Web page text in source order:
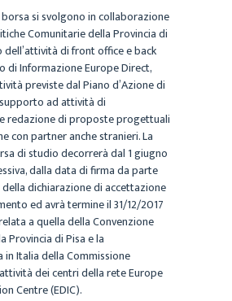
si svolgono in collaborazione
Comunitarie della Provincia di
dell’attività di front office e back
di Informazione Europe Direct,
previste dal Piano d’Azione di
ad attività di
redazione di proposte progettuali
con partner anche stranieri. La
di studio decorrerà dal 1 giugno
dalla data di firma da parte
dichiarazione di accettazione
ed avrà termine il 31/12/2017
a quella della Convenzione
Provincia di Pisa e la
Italia della Commissione
dei centri della rete Europe
Centre (EDIC).